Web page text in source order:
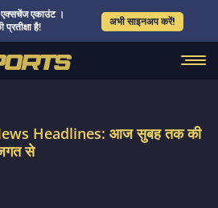
एकाउंट ।
है!
अभी साइनअप करें!
Headlines: आज सुबह तक की
से